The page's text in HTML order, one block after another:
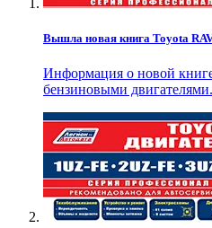
Вышла новая книга Toyota
Информация о новой
бензиновыми